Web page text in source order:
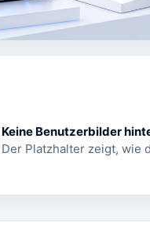
Keine Benutzerbilder
Der Platzhalter zeigt, wie